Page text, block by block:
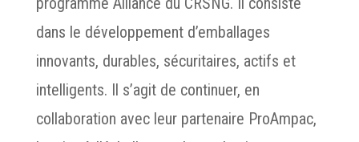
dans le développement d’emballages
innovants, durables, sécuritaires, actifs et
intelligents. Il s’agit de continuer, en
collaboration avec leur partenaire ProAmpac,